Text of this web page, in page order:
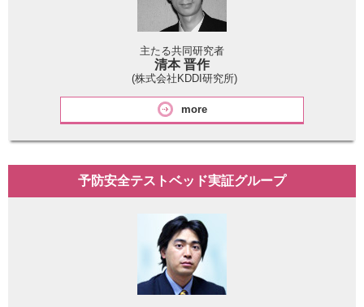
主たる共同研究者
清本 晋作
(株式会社KDDI研究所)
more
予防安全テストベッド実証グループ